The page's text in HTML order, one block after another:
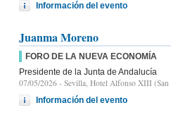
Información del evento
Juanma Moreno
FORO DE LA NUEVA ECONOMÍA
Presidente de la Junta de Andalucía
07/05/2026 - Sevilla, Hotel Alfonso XIII (San
Información del evento